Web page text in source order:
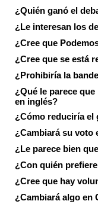
¿Quién ganó el
¿Le interesan los
¿Cree que
¿Cree que se está
¿Prohibiría la
¿Qué le parece
en inglés?
¿Cómo reduciría el
¿Cambiará su voto
¿Le parece bien
¿Con quién
¿Cree que hay
¿Cambiará algo en